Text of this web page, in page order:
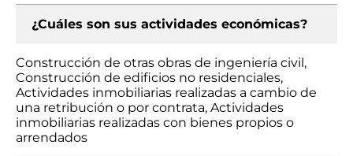
¿Cuáles son sus actividades económicas?
Construcción de otras obras de ingeniería civil,
Construcción de edificios no residenciales,
Actividades inmobiliarias realizadas a cambio de
una retribución o por contrata, Actividades
inmobiliarias realizadas con bienes propios o
arrendados